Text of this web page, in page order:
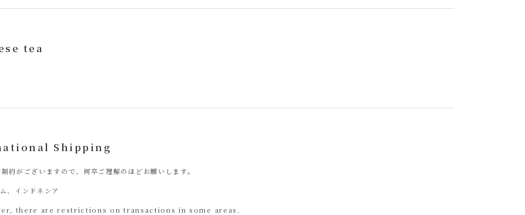
tea
Shipping
約がございますので、何卒ご理解のほどお願いします。
、インドネシア
there are restrictions on transactions in some areas.